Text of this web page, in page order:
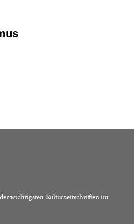
wichtigsten Kulturzeitschriften im